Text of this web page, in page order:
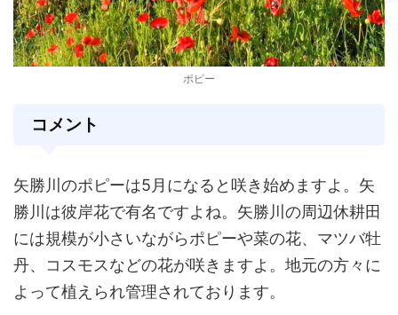
ポピー
コメント
矢勝川のポピーは5月になると咲き始めますよ。矢
勝川は彼岸花で有名ですよね。矢勝川の周辺休耕田
には規模が小さいながらポピーや菜の花、マツバ牡
丹、コスモスなどの花が咲きますよ。地元の方々に
よって植えられ管理されております。